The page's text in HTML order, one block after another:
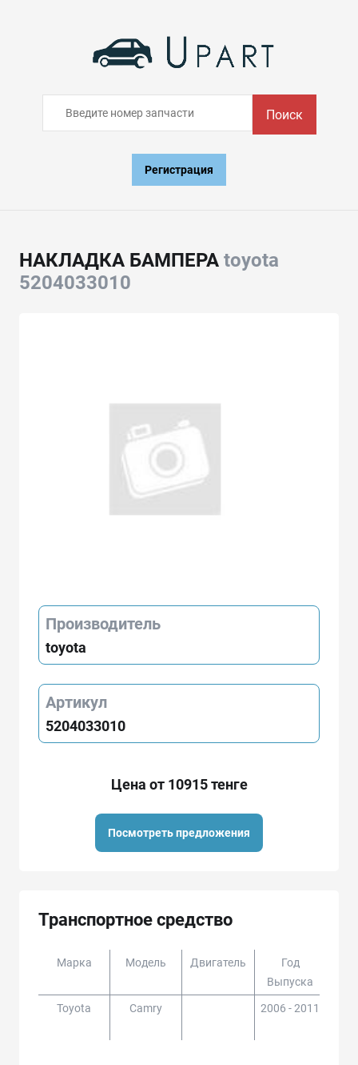
Поиск
Регистрация
НАКЛАДКА БАМПЕРА toyota
5204033010
Производитель
toyota
Артикул
5204033010
Цена от 10915 тенге
Посмотреть предложения
Транспортное средство
Марка Модель Двигатель
Год
Выпуска
Toyota Camry 2006 - 2011